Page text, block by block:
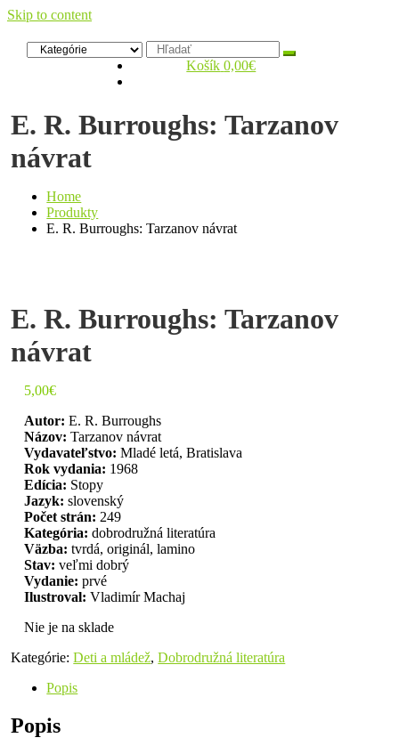
Skip to content
Zelený dom
Antikvariát Košík 0,00€
E. R. Burroughs: Tarzanov
návrat
Home
Produkty
E. R. Burroughs: Tarzanov návrat
E. R. Burroughs: Tarzanov
návrat
5,00€
Autor: E. R. Burroughs
Názov: Tarzanov návrat
Vydavateľstvo: Mladé letá, Bratislava
Rok vydania: 1968
Edícia: Stopy
Jazyk: slovenský
Počet strán: 249
Kategória: dobrodružná literatúra
Väzba: tvrdá, originál, lamino
Stav: veľmi dobrý
Vydanie: prvé
Ilustroval: Vladimír Machaj
Nie je na sklade
Kategórie:Deti a mládež,Dobrodružná literatúra
Popis
Popis